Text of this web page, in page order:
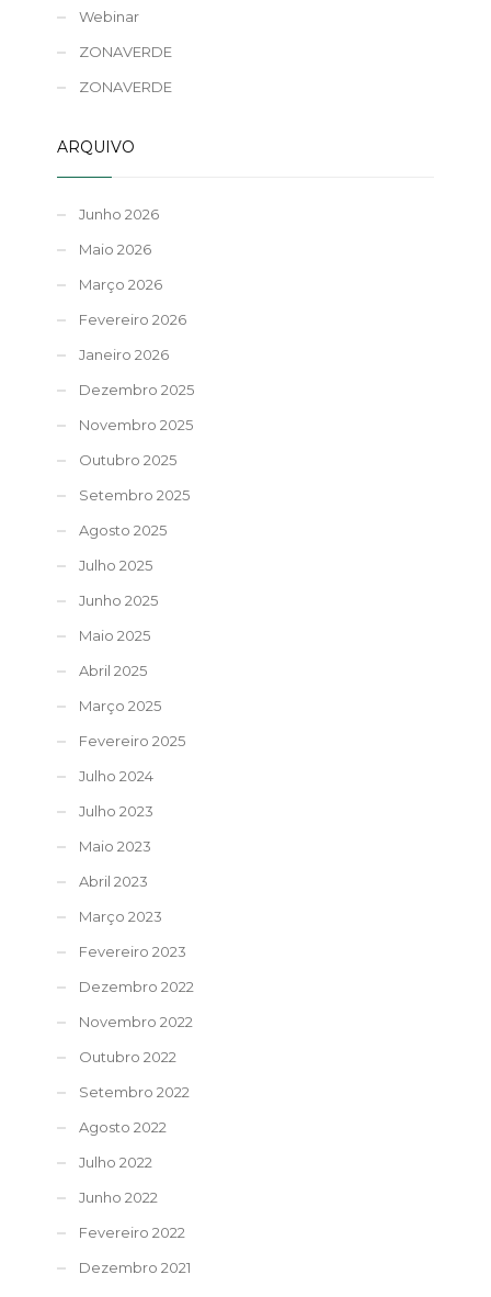
Webinar
ZONAVERDE
ZONAVERDE
ARQUIVO
Junho 2026
Maio 2026
Março 2026
Fevereiro 2026
Janeiro 2026
Dezembro 2025
Novembro 2025
Outubro 2025
Setembro 2025
Agosto 2025
Julho 2025
Junho 2025
Maio 2025
Abril 2025
Março 2025
Fevereiro 2025
Julho 2024
Julho 2023
Maio 2023
Abril 2023
Março 2023
Fevereiro 2023
Dezembro 2022
Novembro 2022
Outubro 2022
Setembro 2022
Agosto 2022
Julho 2022
Junho 2022
Fevereiro 2022
Dezembro 2021